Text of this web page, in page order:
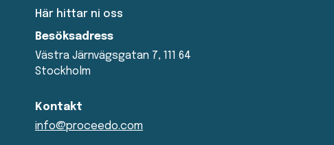
Här hittar ni oss
Besöksadress
Västra Järnvägsgatan 7, 111 64
Stockholm
Kontakt
info@proceedo.com